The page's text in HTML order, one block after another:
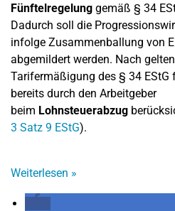
Fünftelregelung gemäß § 34
Dadurch soll die
infolge Zusammenballung von
abgemildert werden. Nach
Tarifermäßigung des § 34 EStG
bereits durch den Arbeitgeber
beim Lohnsteuerabzug
3 Satz 9 EStG).
Weiterlesen »